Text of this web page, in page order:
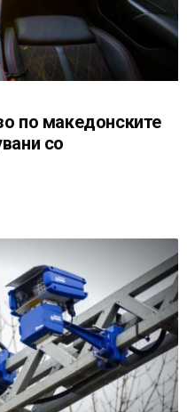
по македонските
со